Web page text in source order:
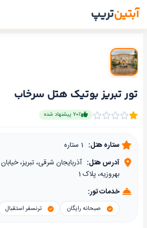
آبتینتریپ
تور تبریز بوتیک هتل سرخاب
۷۰٪ پیشنهاد شده
ستاره هتل:
آدرس هتل: آذربایجان شرقی، تبریز،
بهروزیه، پلاک 1
خدمات تور:
صبحانه رایگان ترنسفر استقبال